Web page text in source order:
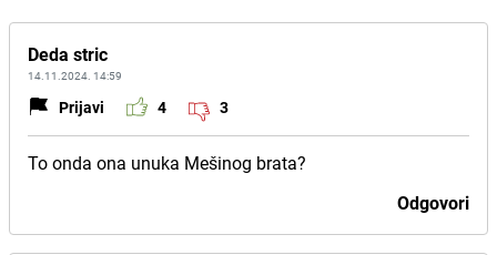
Deda stric
14.11.2024. 14:59
Prijavi 4 3
To onda ona unuka Mešinog brata?
Odgovori